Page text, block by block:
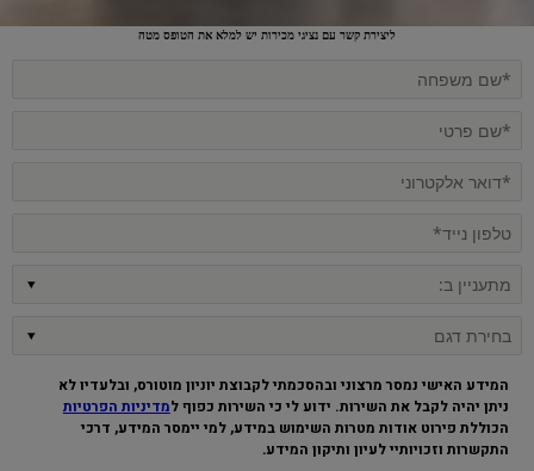
ליצירת קשר עם נציגי מכירות יש למלא את הטופס מטה
המידע האישי נמסר מרצוני ובהסכמתי לקבוצת יוניון מוטורס, ובלעדיו לא
ניתן יהיה לקבל את השירות. ידוע לי כי השירות כפוף למדיניות הפרטיות
הכוללת פירוט אודות מטרות השימוש במידע, למי יימסר המידע, דרכי
התקשרות וזכויותיי לעיון ותיקון המידע.